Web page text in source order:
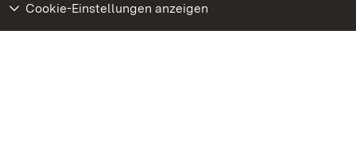
Cookie-Einstellungen anzeigen
Weiteres